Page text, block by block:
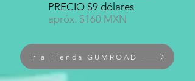
PRECIO $9 dólares
apróx. $160 MXN
Ir a Tienda GUMROAD